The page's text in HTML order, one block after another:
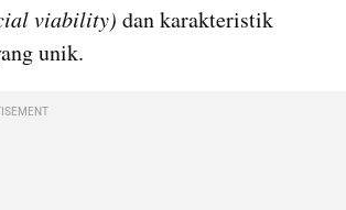
viability) dan karakteristik
unik.